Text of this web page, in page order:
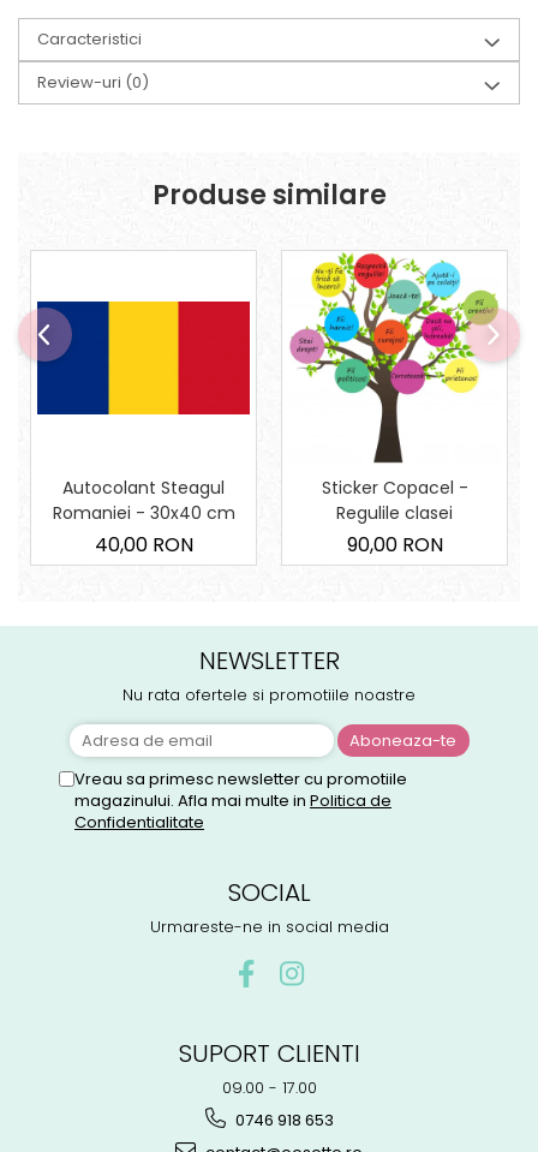
Caracteristici
Review-uri (0)
Produse similare
Autocolant Steagul
Romaniei - 30x40 cm
40,00 RON
Sticker Copacel -
Regulile clasei
90,00 RON
NEWSLETTER
Nu rata ofertele si promotiile noastre
Vreau sa primesc newsletter cu promotiile
magazinului. Afla mai multe in Politica de
Confidentialitate
SOCIAL
Urmareste-ne in social media
SUPORT CLIENTI
09.00 - 17.00
0746 918 653